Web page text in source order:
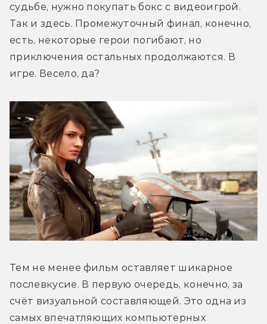
судьбе, нужно покупать бокс с видеоигрой.
Так и здесь. Промежуточный финал, конечно,
есть, некоторые герои погибают, но
приключения остальных продолжаются. В
игре. Весело, да?
Тем не менее фильм оставляет шикарное
послевкусие. В первую очередь, конечно, за
счёт визуальной составляющей. Это одна из
самых впечатляющих компьютерных